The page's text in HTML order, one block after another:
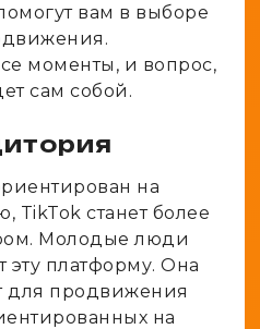
вам в выборе
моменты, и вопрос,
сам собой.
на
TikTok станет более
Молодые люди
эту платформу. Она
для продвижения
на